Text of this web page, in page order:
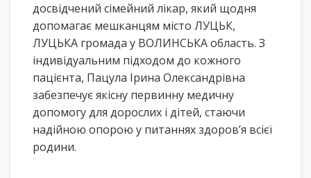
досвідчений сімейний лікар, який щодня
допомагає мешканцям місто ЛУЦЬК,
ЛУЦЬКА громада у ВОЛИНСЬКА область. З
індивідуальним підходом до кожного
пацієнта, Пацула Ірина Олександрівна
забезпечує якісну первинну медичну
допомогу для дорослих і дітей, стаючи
надійною опорою у питаннях здоров’я всієї
родини.